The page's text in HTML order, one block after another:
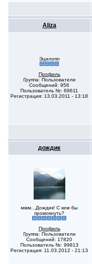
Aliza
Эцилопп
Профиль
Группа: Пользователи
Сообщений: 956
Пользователь №: 69611
Регистрация: 13.03.2011 - 13:18
дождик
ммм...Дождик! С кем бы
промокнуть?
Профиль
Группа: Пользователи
Сообщений: 17820
Пользователь №: 99813
Регистрация: 11.03.2012 - 21:13